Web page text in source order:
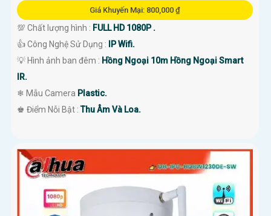
Giá Khuyến Mại: 800,000 ₫
💯 Chất lượng hình : FULL HD 1080P .
👍 Công Nghệ Sử Dụng :
IP Wifi.
💡 Hình ảnh ban đêm : Hồng Ngoại 10m Hồng Ngoại Smart
IR.
❄ Mẫu Camera Plastic.
️♚ Điểm Nỗi Bật :Thu Âm Và Loa.